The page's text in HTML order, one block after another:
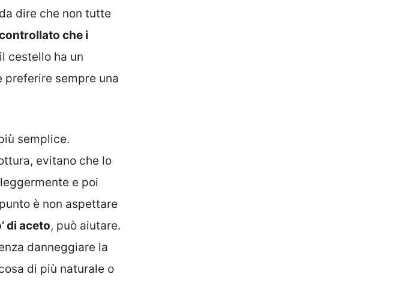
dire che non tutte
che i
cestello ha un
sempre una
semplice.
evitano che lo
e poi
è non aspettare
di aceto, può aiutare.
danneggiare la
di più naturale o